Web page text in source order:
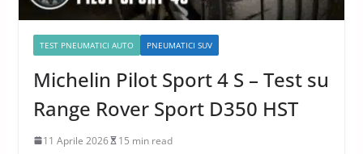
TEST PNEUMATICI AUTO PNEUMATICI SUV
Michelin Pilot Sport 4 S – Test su
Range Rover Sport D350 HST
11 Aprile 2026 15 min read